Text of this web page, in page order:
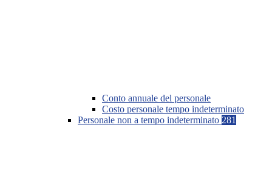
Conto annuale del personale
Costo personale tempo indeterminato
Personale non a tempo indeterminato 281